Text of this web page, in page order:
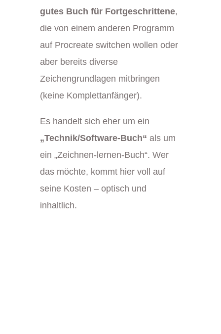
gutes Buch für Fortgeschrittene,
die von einem anderen Programm
auf Procreate switchen wollen oder
aber bereits diverse
Zeichengrundlagen mitbringen
(keine Komplettanfänger).
Es handelt sich eher um ein
„Technik/Software-Buch“ als um
ein „Zeichnen-lernen-Buch“. Wer
das möchte, kommt hier voll auf
seine Kosten – optisch und
inhaltlich.